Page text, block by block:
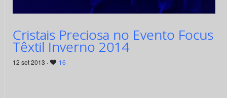
Cristais Preciosa no Evento Focus
Têxtil Inverno 2014
12 set 2013 · 16